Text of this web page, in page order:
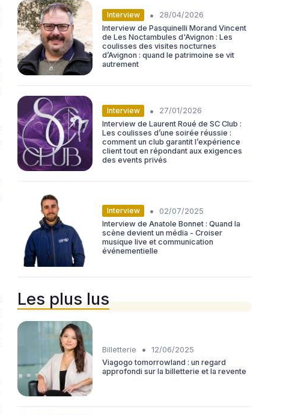
Interview •
28/04/2026
Interview de Pasquinelli Morand Vincent
de Les Noctambules d'Avignon : Les
coulisses des visites nocturnes
d’Avignon : quand le patrimoine se vit
autrement
Interview •
27/01/2026
Interview de Laurent Roué de SC Club :
Les coulisses d’une soirée réussie :
comment un club garantit l’expérience
client tout en répondant aux exigences
des events privés
Interview •
02/07/2025
Interview de Anatole Bonnet : Quand la
scène devient un média - Croiser
musique live et communication
événementielle
Les plus lus
Billetterie •
12/06/2025
Viagogo tomorrowland : un regard
approfondi sur la billetterie et la revente